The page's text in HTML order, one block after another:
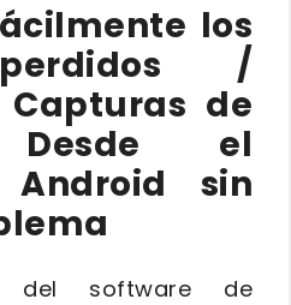
los
/
de
Desde el
Android sin
software de